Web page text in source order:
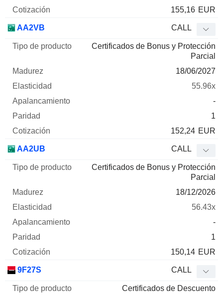
155,16 EUR
AA2VB CALL
Certificados de Bonus y Protección
Parcial
18/06/2027
55.96x
-
1
152,24 EUR
AA2UB CALL
Certificados de Bonus y Protección
Parcial
18/12/2026
56.43x
-
1
150,14 EUR
9F27S CALL
Certificados de Descuento